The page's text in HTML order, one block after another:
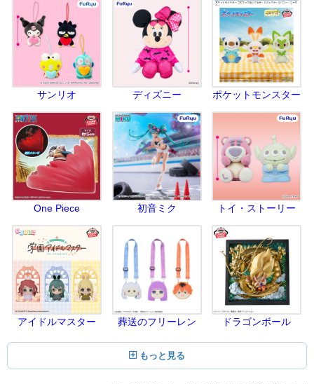
サンリオ ディズニー ポケットモンスター
One Piece 初音ミク トイ・ストーリー
アイドルマスター 葬送のフリーレン ドラゴンボール
もっと見る